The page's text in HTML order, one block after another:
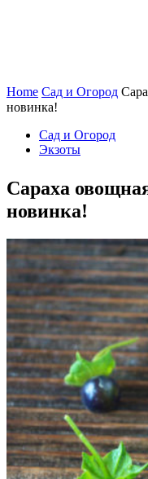
Home Сад и Огород
новинка!
Сад и Огород
Экзоты
Сараха
новинка!